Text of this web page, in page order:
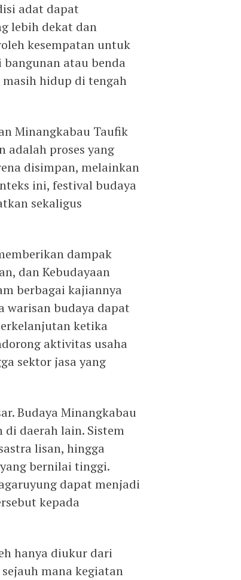
adat dapat
lebih dekat dan
kesempatan untuk
atau benda
hidup di tengah
Minangkabau Taufik
adalah proses yang
disimpan, melainkan
ini, festival budaya
sekaligus
dampak
dan Kebudayaan
berbagai kajiannya
warisan budaya dapat
ketika
aktivitas usaha
sektor jasa yang
Budaya Minangkabau
daerah lain. Sistem
lisan, hingga
bernilai tinggi.
dapat menjadi
kepada
hanya diukur dari
mana kegiatan